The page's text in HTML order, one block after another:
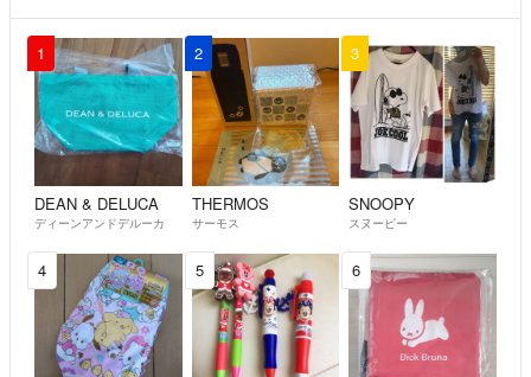
1
DEAN & DELUCA
ディーンアンドデルーカ
2
THERMOS
サーモス
3
SNOOPY
スヌーピー
4 5 6